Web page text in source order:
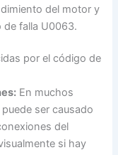
del motor y
de falla U0063.
por el código de
En muchos
ser causado
del
si hay